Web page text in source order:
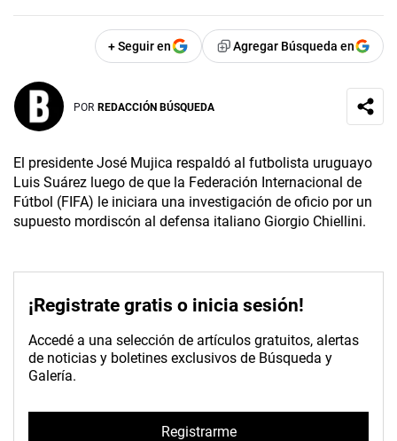
+ Seguir en Agregar Búsqueda en
POR REDACCIÓN BÚSQUEDA
El presidente José Mujica respaldó al futbolista uruguayo
Luis Suárez luego de que la Federación Internacional de
Fútbol (FIFA) le iniciara una investigación de oficio por un
supuesto mordiscón al defensa italiano Giorgio Chiellini.
¡Registrate gratis o inicia sesión!
Accedé a una selección de artículos gratuitos, alertas
de noticias y boletines exclusivos de Búsqueda y
Galería.
Registrarme